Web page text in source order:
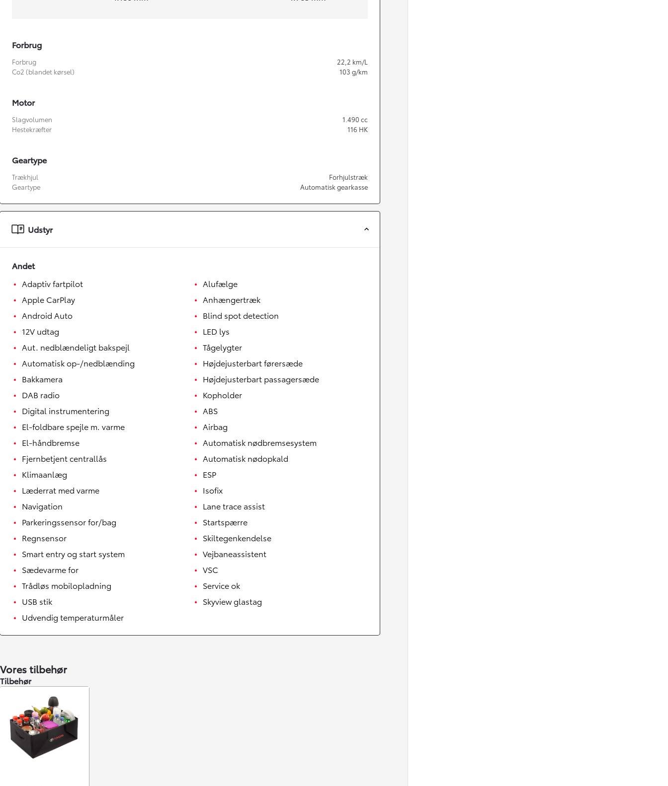
Fra kr. 349.990
Yaris
HYBRID
Forbrug
Forbrug 22,2 km/L
Co2 (blandet kørsel)
103 g/km
Motor
Slagvolumen 1.490 cc
Hestekræfter
116 HK
Geartype
Trækhjul
Forhjulstræk
Geartype
Automatisk gearkasse
Udstyr
Andet
Adaptiv fartpilot
Apple CarPlay
Android Auto
12V udtag
Aut. nedblændeligt bakspejl
Automatisk op-/nedblænding
Bakkamera
DAB radio
Digital instrumentering
El-foldbare spejle m. varme
El-håndbremse
Fjernbetjent centrallås
Klimaanlæg
Læderrat med varme
Navigation
Parkeringssensor for/bag
Regnsensor
Smart entry og start system
Sædevarme for
Trådløs mobilopladning
USB stik
Udvendig temperaturmåler
Alufælge
Anhængertræk
Blind spot detection
LED lys
Tågelygter
Højdejusterbart førersæde
Højdejusterbart passagersæde
Kopholder
ABS
Airbag
Automatisk nødbremsesystem
Automatisk nødopkald
ESP
Isofix
Lane trace assist
Startspærre
Skiltegenkendelse
Vejbaneassistent
VSC
Service ok
Skyview glastag
Vores tilbehør
Tilbehør